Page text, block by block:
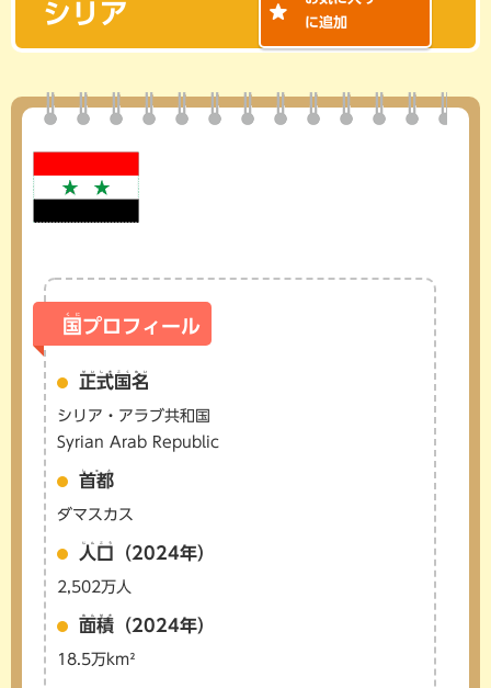
に追加
シリア
国
くに
プロフィール
正式国名
せいしきこくめい
シリア・アラブ共和国
Syrian Arab Republic
首都
しゅと
ダマスカス
人口
じんこう
（2024年）
2,502万人
面積
めんせき
（2024年）
18.5万km²